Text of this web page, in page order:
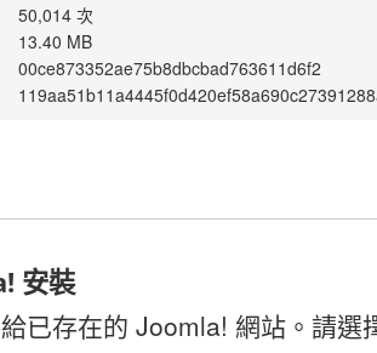
50,014 次
13.40 MB
00ce873352ae75b8dbcbad763611d6f2
安裝
已存在的 Joomla! 網站。請選